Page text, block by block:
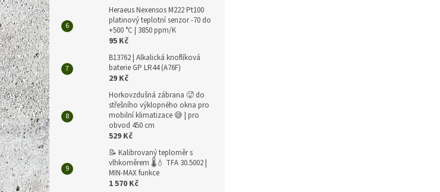
Heraeus Nexensos M222 Pt100
platinový teplotní senzor -70 do
+500 °C | 3850 ppm/K
95 Kč
B13762 | Alkalická knoflíková
baterie GP LR44 (A76F)
29 Kč
Horkovzdušná zábrana 🥵 do
střešního výklopného okna pro
mobilní klimatizace 😅 | pro
obvod 450 cm
529 Kč
📝 Kalibrovaný teploměr s
vlhkoměrem 🌡️💧 TFA 30.5002 |
MIN-MAX funkce
1 570 Kč